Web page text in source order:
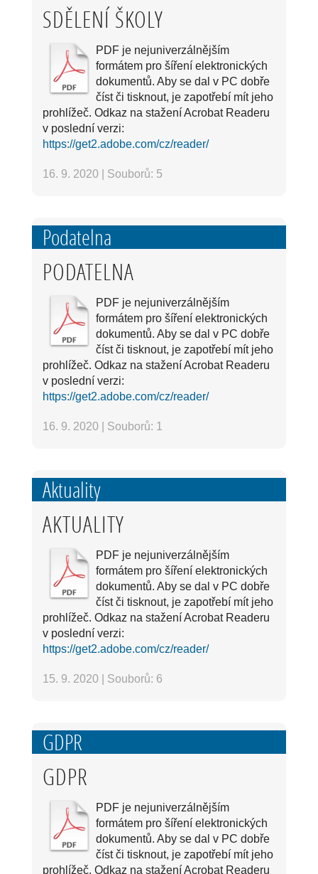
SDĚLENÍ ŠKOLY
PDF je nejuniverzálnějším
formátem pro šíření elektronických
dokumentů. Aby se dal v PC dobře
číst či tisknout, je zapotřebí mít jeho
prohlížeč. Odkaz na stažení Acrobat Readeru
v poslední verzi:
https://get2.adobe.com/cz/reader/
16. 9. 2020 Souborů: 5
Podatelna
PODATELNA
PDF je nejuniverzálnějším
formátem pro šíření elektronických
dokumentů. Aby se dal v PC dobře
číst či tisknout, je zapotřebí mít jeho
prohlížeč. Odkaz na stažení Acrobat Readeru
v poslední verzi:
https://get2.adobe.com/cz/reader/
16. 9. 2020 Souborů: 1
Aktuality
AKTUALITY
PDF je nejuniverzálnějším
formátem pro šíření elektronických
dokumentů. Aby se dal v PC dobře
číst či tisknout, je zapotřebí mít jeho
prohlížeč. Odkaz na stažení Acrobat Readeru
v poslední verzi:
https://get2.adobe.com/cz/reader/
15. 9. 2020 Souborů: 6
GDPR
GDPR
PDF je nejuniverzálnějším
formátem pro šíření elektronických
dokumentů. Aby se dal v PC dobře
číst či tisknout, je zapotřebí mít jeho
prohlížeč. Odkaz na stažení Acrobat Readeru